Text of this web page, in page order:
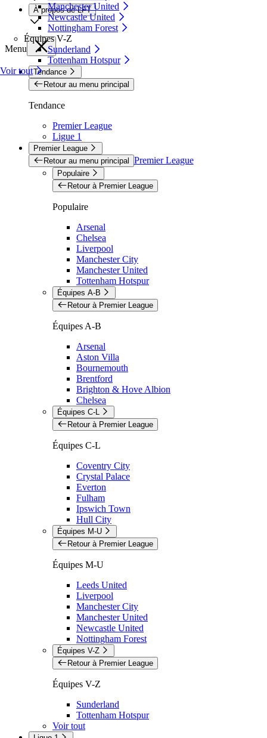
Manchester United
Newcastle United
Nottingham Forest
Équipes V-Z
Sunderland
Tottenham Hotspur
Voir tout
À propos de LFT
Menu
Tendance
Retour au menu principal
Tendance
Premier League
Ligue 1
Premier League
Retour au menu principal Premier League
Populaire
Retour à Premier League
Populaire
Arsenal
Chelsea
Liverpool
Manchester City
Manchester United
Tottenham Hotspur
Équipes A-B
Retour à Premier League
Équipes A-B
Arsenal
Aston Villa
Bournemouth
Brentford
Brighton & Hove Albion
Chelsea
Équipes C-L
Retour à Premier League
Équipes C-L
Coventry City
Crystal Palace
Everton
Fulham
Ipswich Town
Hull City
Équipes M-U
Retour à Premier League
Équipes M-U
Leeds United
Liverpool
Manchester City
Manchester United
Newcastle United
Nottingham Forest
Équipes V-Z
Retour à Premier League
Équipes V-Z
Sunderland
Tottenham Hotspur
Voir tout